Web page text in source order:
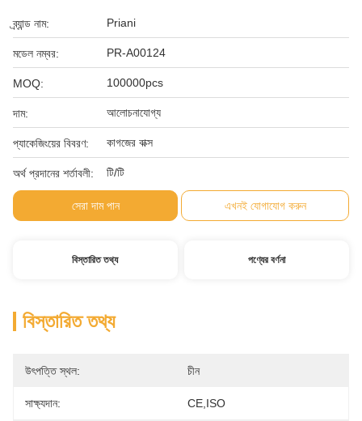
ব্র্যান্ড নাম: Priani
মডেল নম্বর: PR-A00124
MOQ: 100000pcs
দাম: আলোচনাযোগ্য
প্যাকেজিংয়ের বিবরণ: কাগজের বাক্স
অর্থ প্রদানের শর্তাবলী: টি/টি
সেরা দাম পান এখনই যোগাযোগ করুন
বিস্তারিত তথ্য পণ্যের বর্ণনা
বিস্তারিত তথ্য
উৎপত্তি স্থল: চীন
সাক্ষ্যদান: CE,ISO